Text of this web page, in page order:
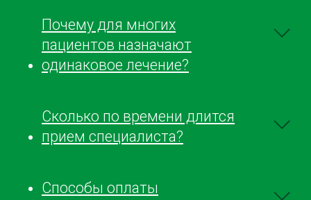
Почему для многих
пациентов назначают
одинаковое лечение?
Сколько по времени длится
прием специалиста?
Способы оплаты